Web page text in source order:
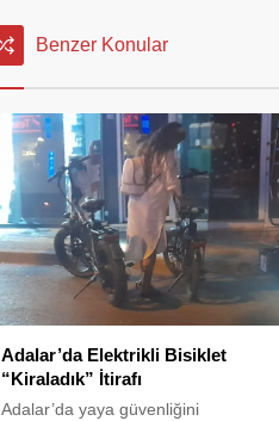
Benzer Konular
Adalar’da Elektrikli Bisiklet
“Kiraladık” İtirafı
Adalar’da yaya güvenliğini